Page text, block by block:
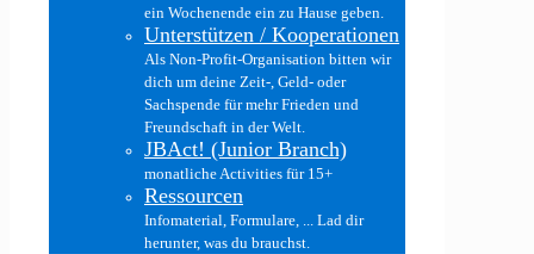
ein Wochenende ein zu Hause geben.
Unterstützen / Kooperationen
Als Non-Profit-Organisation bitten wir
dich um deine Zeit-, Geld- oder
Sachspende für mehr Frieden und
Freundschaft in der Welt.
JBAct! (Junior Branch)
monatliche Activities für 15+
Ressourcen
Infomaterial, Formulare, ... Lad dir
herunter, was du brauchst.